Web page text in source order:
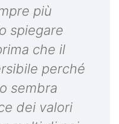
più
spiegare
che il
perché
sembra
dei valori